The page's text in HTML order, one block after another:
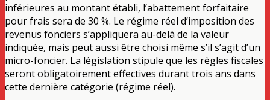
inférieures au montant établi, l’abattement forfaitaire
pour frais sera de 30 %. Le régime réel d’imposition des
revenus fonciers s’appliquera au-delà de la valeur
indiquée, mais peut aussi être choisi même s’il s’agit d’un
micro-foncier. La législation stipule que les règles fiscales
seront obligatoirement effectives durant trois ans dans
cette dernière catégorie (régime réel).